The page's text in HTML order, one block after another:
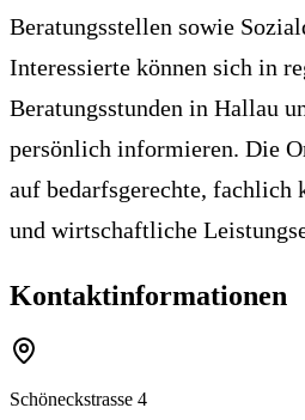
Beratungsstellen sowie
Interessierte können sich in
Beratungsstunden in Hallau
persönlich informieren. Die
auf bedarfsgerechte, fachlich
und wirtschaftliche
Kontaktinformationen
Schöneckstrasse 4